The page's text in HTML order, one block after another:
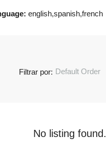
english,spanish,french
Filtrar por: Default Order
No listing found.